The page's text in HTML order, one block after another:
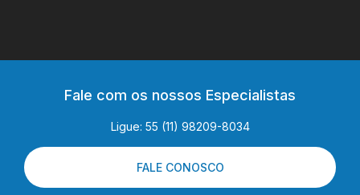
Fale com os nossos Especialistas
Ligue: 55 (11) 98209-8034
FALE CONOSCO